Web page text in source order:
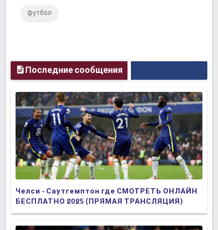
футбол
Последние сообщения
Челси - Саутгемптон где СМОТРЕТЬ ОНЛАЙН
БЕСПЛАТНО 2025 (ПРЯМАЯ ТРАНСЛЯЦИЯ)